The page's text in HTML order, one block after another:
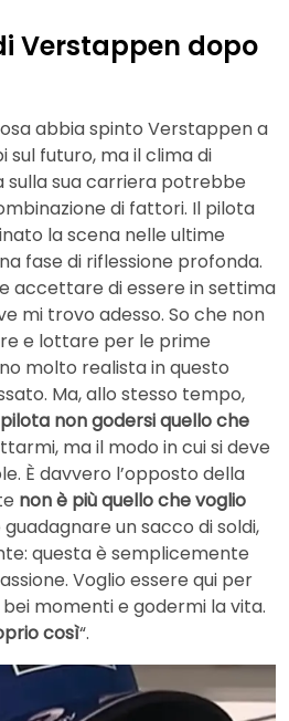
Verstappen dopo
abbia spinto Verstappen a
sul futuro, ma il clima di
sulla sua carriera potrebbe
di fattori. Il pilota
la scena nelle ultime
fase di riflessione profonda.
accettare di essere in settima
mi trovo adesso. So che non
e lottare per le prime
molto realista in questo
Ma, allo stesso tempo,
non godersi quello che
ma il modo in cui si deve
È davvero l’opposto della
non è più quello che voglio
un sacco di soldi,
questa è semplicemente
Voglio essere qui per
momenti e godermi la vita.
così“.